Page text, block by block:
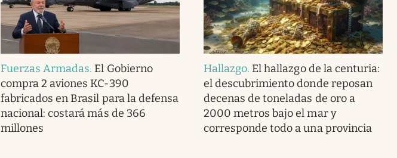
Fuerzas Armadas. El Gobierno
compra 2 aviones KC-390
fabricados en Brasil para la defensa
nacional: costará más de 366
millones
Hallazgo. El hallazgo de la centuria:
el descubrimiento donde reposan
decenas de toneladas de oro a
2000 metros bajo el mar y
corresponde todo a una provincia